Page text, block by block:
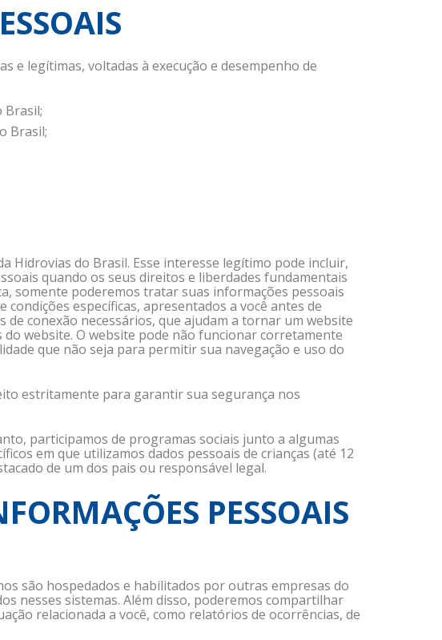
e legítimas, voltadas à execução e desempenho de
Brasil;
Brasil;
Hidrovias do Brasil. Esse interesse legítimo pode incluir,
quando os seus direitos e liberdades fundamentais
somente poderemos tratar suas informações pessoais
específicas, apresentados a você antes de
conexão necessários, que ajudam a tornar um website
website. O website pode não funcionar corretamente
que não seja para permitir sua navegação e uso do
estritamente para garantir sua segurança nos
participamos de programas sociais junto a algumas
em que utilizamos dados pessoais de crianças (até 12
de um dos pais ou responsável legal.
PESSOAIS
são hospedados e habilitados por outras empresas do
nesses sistemas. Além disso, poderemos compartilhar
relacionada a você, como relatórios de ocorrências, de